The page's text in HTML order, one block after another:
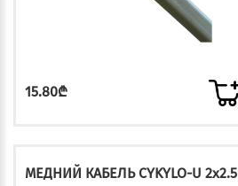
15.80₾
МЕДНИЙ КАБЕЛЬ CYKYLO-U 2x2.5